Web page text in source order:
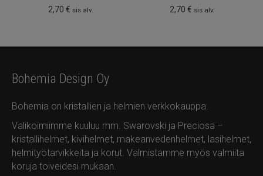
2,70€ sis alv. 2,70 € sis alv.
Bohemia Design Oy
Bohemia on kristallien ja helmien verkkokauppa.
Valikoimiimme kuuluu mm. Swarovski ja Preciosa –
kristallihelmet, kivihelmet, makeanvedenhelmet, lasihelmet,
helmityötarvikkeita ja korut. Valmistamme myös valmiita
koruja toiveidesi mukaan.